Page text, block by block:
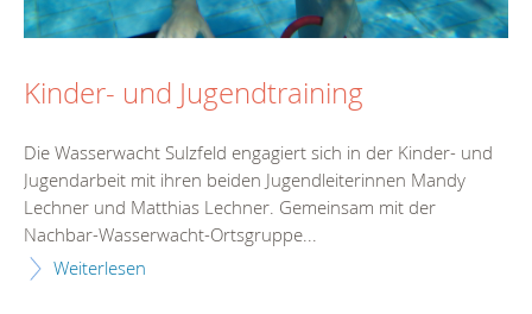
Kinder- und Jugendtraining
Die Wasserwacht Sulzfeld engagiert sich in der Kinder- und
Jugendarbeit mit ihren beiden Jugendleiterinnen Mandy
Lechner und Matthias Lechner. Gemeinsam mit der
Nachbar-Wasserwacht-Ortsgruppe...
Weiterlesen